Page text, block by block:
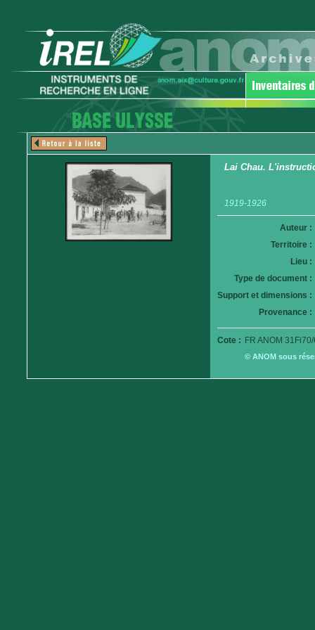
Lai Chau.
1919-1926
Auteur :
Territoire :
Lieu :
Type de document :
Support et dimensions :
Provenance :
Cote : FR ANOM
© ANOM sous